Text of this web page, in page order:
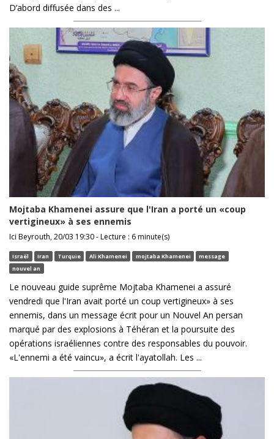
D’abord diffusée dans des ...
Mojtaba Khamenei assure que l'Iran a porté un «coup
vertigineux» à ses ennemis
Ici Beyrouth, 20/03 19:30 - Lecture : 6 minute(s)
Israël Iran Turquie Ali Khamenei mojtaba Khamenei
message
nouvel an
Le nouveau guide suprême Mojtaba Khamenei a assuré
vendredi que l'Iran avait porté un coup vertigineux» à ses
ennemis, dans un message écrit pour un Nouvel An persan
marqué par des explosions à Téhéran et la poursuite des
opérations israéliennes contre des responsables du pouvoir.
«L'ennemi a été vaincu», a écrit l'ayatollah. Les ...